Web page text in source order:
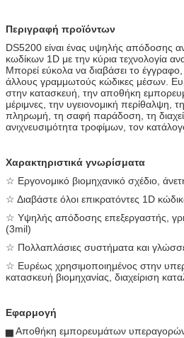
Περιγραφή προϊόντων
DS5200 είναι ένας υψηλής απόδοσης
κωδίκων 1D με την κύρια τεχνολογία
Μπορεί εύκολα να διαβάσει το
άλλους γραμμωτούς κώδικες μέσων.
στην κατασκευή, την αποθήκη
μέριμνες, την υγειονομική περίθαλψη,
πληρωμή, τη σαφή παράδοση, τη
ανιχνευσιμότητα τροφίμων, τον
Χαρακτηριστικά γνωρίσματα
☆ Εργονομικό βιομηχανικό σχέδιο,
☆ Διαβάστε όλοι επικρατόντες 1D
☆ Υψηλής απόδοσης επεξεργαστής,
(3mil)
☆ Πολλαπλάσιες συστήματα και
☆ Ευρέως χρησιμοποιημένος στην
κατασκευή βιομηχανίας, διαχείριση
Εφαρμογή
▅ Αποθήκη εμπορευμάτων